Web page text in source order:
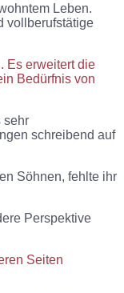
Leben.
vollberufstätige
Es erweitert die
Bedürfnis von
sehr
schreibend auf
Söhnen, fehlte ihr
Perspektive
Seiten